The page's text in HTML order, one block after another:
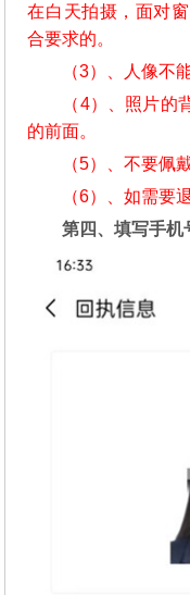
在白天拍摄，面对
合要求的。
（3）、人像不
（4）、照片的
的前面。
（5）、不要佩
（6）、如需要
第四、填写手机